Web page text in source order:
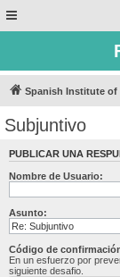
Spanish Institute of
Subjuntivo
PUBLICAR UNA
Nombre de Usuario:
Asunto:
Código de
En un esfuerzo por
siguiente desafio.